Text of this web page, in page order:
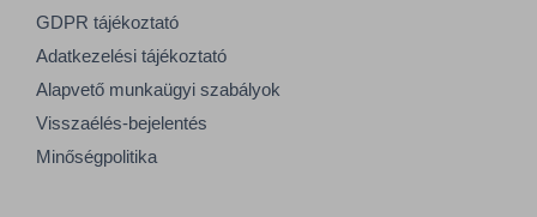
GDPR tájékoztató
Adatkezelési tájékoztató
Alapvető munkaügyi szabályok
Visszaélés-bejelentés
Minőségpolitika